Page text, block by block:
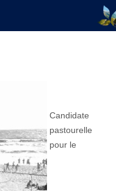
Candidate
pastourelle
pour le